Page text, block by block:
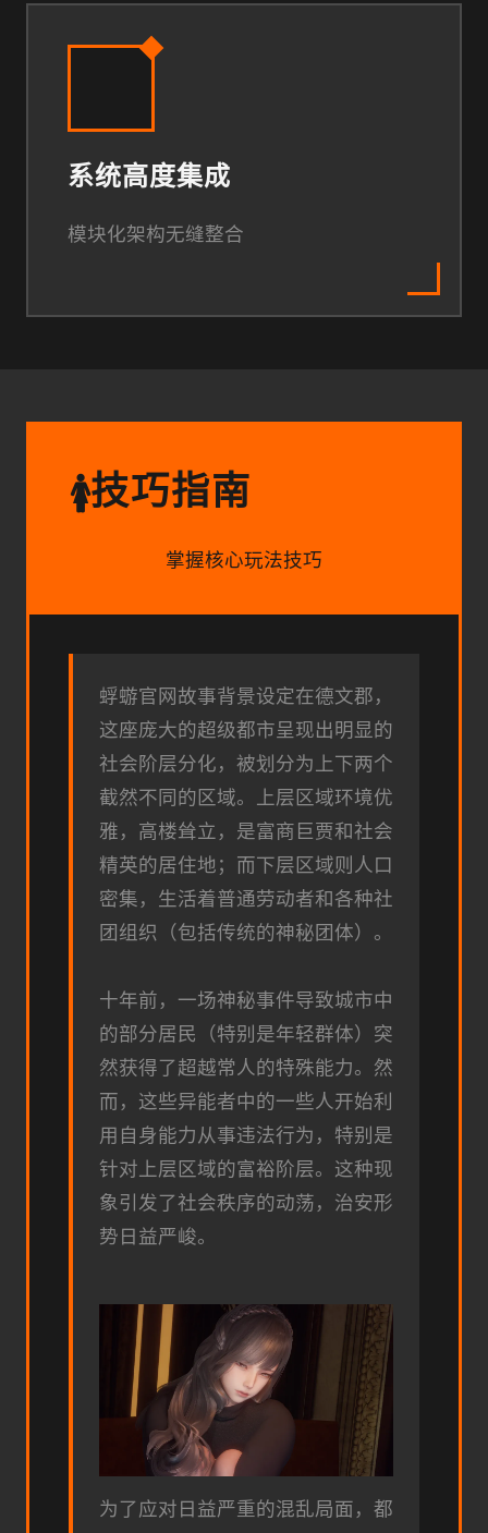
系统高度集成
模块化架构无缝整合
🚺技巧指南
掌握核心玩法技巧
蜉蝣官网故事背景设定在德文郡，
这座庞大的超级都市呈现出明显的
社会阶层分化，被划分为上下两个
截然不同的区域。上层区域环境优
雅，高楼耸立，是富商巨贾和社会
精英的居住地；而下层区域则人口
密集，生活着普通劳动者和各种社
团组织（包括传统的神秘团体）。
十年前，一场神秘事件导致城市中
的部分居民（特别是年轻群体）突
然获得了超越常人的特殊能力。然
而，这些异能者中的一些人开始利
用自身能力从事违法行为，特别是
针对上层区域的富裕阶层。这种现
象引发了社会秩序的动荡，治安形
势日益严峻。
为了应对日益严重的混乱局面，都